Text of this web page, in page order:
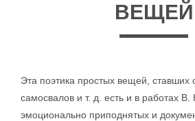
ВЕЩЕЙ
Эта поэтика простых вещей, ставших
самосвалов и т. д. есть и в работах В.
эмоционально приподнятых и